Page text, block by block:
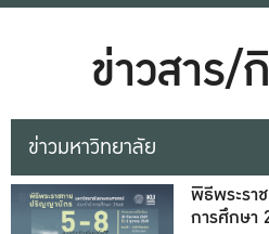
ข่าวสาร/
ข่าวมหาวิทยาลัย
พิธีพระรา
การศึกษา